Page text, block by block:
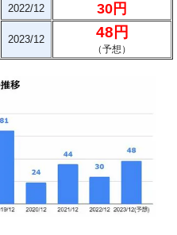
2022/12 30円
2023/12 48円
（予想）